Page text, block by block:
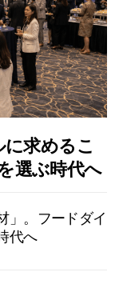
に求めるこ
選ぶ時代へ
」。フードダイ
代へ